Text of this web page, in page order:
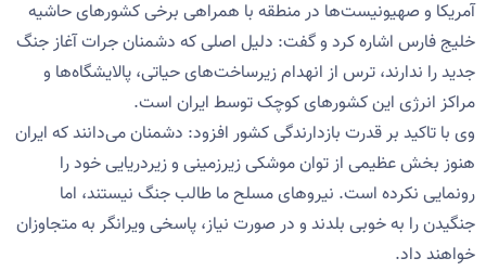
آمریکا و صهیونیست‌ها در منطقه با همراهی برخی کشورهای حاشیه
خلیج فارس اشاره کرد و گفت: دلیل اصلی که دشمنان جرات آغاز جنگ
جدید را ندارند، ترس از انهدام زیرساخت‌های حیاتی، پالایشگاه‌ها و
مراکز انرژی این کشورهای کوچک توسط ایران است.
وی با تاکید بر قدرت بازدارندگی کشور افزود: دشمنان می‌دانند که ایران
هنوز بخش عظیمی از توان موشکی زیرزمینی و زیردریایی خود را
رونمایی نکرده است. نیروهای مسلح ما طالب جنگ نیستند، اما
جنگیدن را به خوبی بلدند و در صورت نیاز، پاسخی ویرانگر به متجاوزان
خواهند داد.